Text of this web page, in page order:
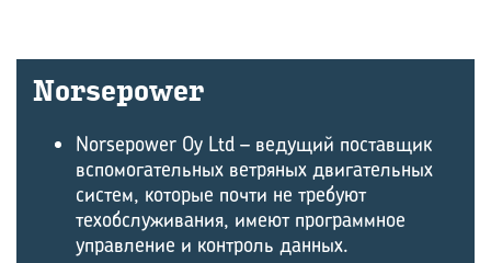
Norsepower
Norsepower Oy Ltd – ведущий поставщик
вспомогательных ветряных двигательных
систем, которые почти не требуют
техобслуживания, имеют программное
управление и контроль данных.